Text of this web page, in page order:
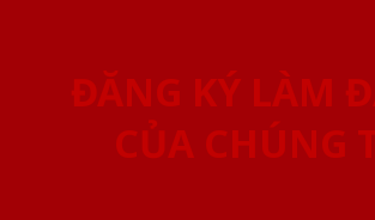
ĐĂNG KÝ LÀM
CỦA CHÚNG